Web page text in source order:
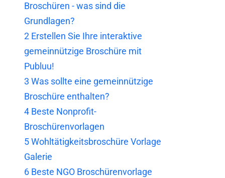
Broschüren - was sind die
Grundlagen?
2 Erstellen Sie Ihre interaktive
gemeinnützige Broschüre mit
Publuu!
3 Was sollte eine gemeinnützige
Broschüre enthalten?
4 Beste Nonprofit-
Broschürenvorlagen
5Wohltätigkeitsbroschüre Vorlage
Galerie
6 Beste NGO Broschürenvorlage